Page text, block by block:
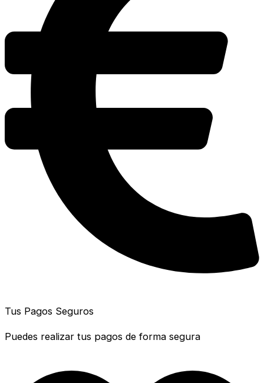
Tus Pagos Seguros
Puedes realizar tus pagos de forma segura